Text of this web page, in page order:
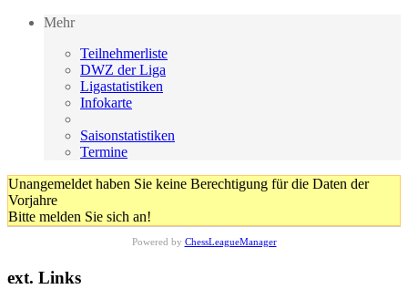
Mehr
Teilnehmerliste
DWZ der Liga
Ligastatistiken
Infokarte
Saisonstatistiken
Termine
Unangemeldet haben Sie keine Berechtigung für die Daten der
Vorjahre
Bitte melden Sie sich an!
Powered by ChessLeagueManager
ext. Links